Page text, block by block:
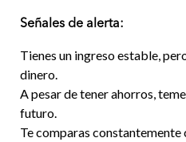
Señales de alerta:
Tienes un ingreso estable,
dinero.
A pesar de tener ahorros,
futuro.
Te comparas constantemente